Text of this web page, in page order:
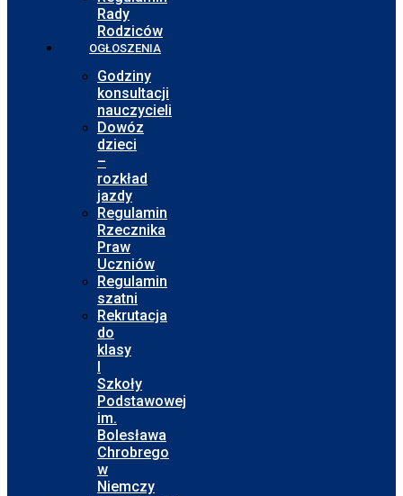
Rady
Rodziców
OGŁOSZENIA
Godziny
konsultacji
nauczycieli
Dowóz
dzieci
–
rozkład
jazdy
Regulamin
Rzecznika
Praw
Uczniów
Regulamin
szatni
Rekrutacja
do
klasy
I
Szkoły
Podstawowej
im.
Bolesława
Chrobrego
w
Niemczy